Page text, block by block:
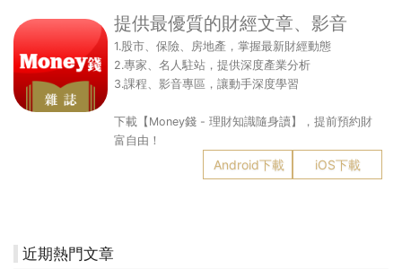
提供最優質的財經文章、影音
1.股市、保險、房地產，掌握最新財經動態
2.專家、名人駐站，提供深度產業分析
3.課程、影音專區，讓動手深度學習
下載【Money錢 - 理財知識隨身讀】，提前預約財
富自由！
Android下載 iOS下載
近期熱門文章